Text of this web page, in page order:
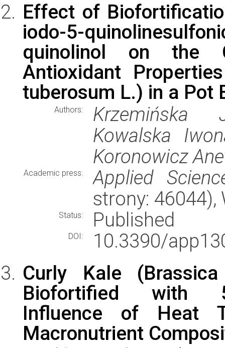
Effect of
iodo-5-
quinolinol on the
Antioxidant
tuberosum L.) in a Pot
Authors:
Krzemińska
Kowalska
Koronowicz
Academic press:
Applied
strony:
Status: Published
DOI:
10.3390/
Curly Kale
Biofortified with
Influence of Heat
Macronutrient